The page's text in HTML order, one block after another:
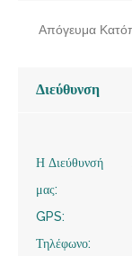
Απόγευμα
Διεύθυνση
Η Διεύθυνσή
μας:
GPS:
Τηλέφωνο: